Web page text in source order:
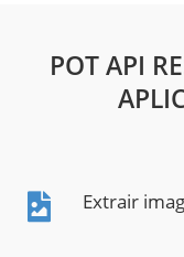
POT API
Extrair